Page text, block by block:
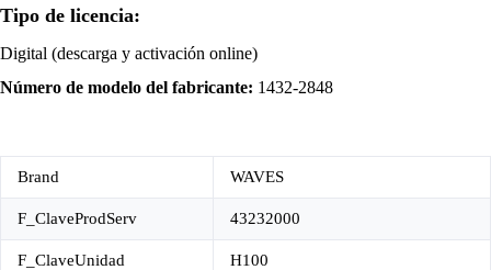
Tipo de licencia:
Digital (descarga y activación online)
Número de modelo del fabricante: 1432-2848
Brand WAVES
F_ClaveProdServ 43232000
F_ClaveUnidad H100